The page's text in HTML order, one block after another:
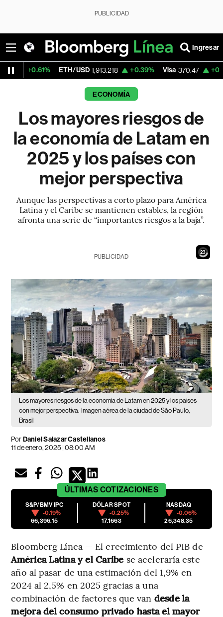
PUBLICIDAD
Ingresar
ETH/USD 1,913.218 +0.39% Visa 370.47 +0.52%
ECONOMÍA
Los mayores riesgos de
la economía de Latam en
2025 y los países con
mejor perspectiva
Aunque las perspectivas a corto plazo para América
Latina y el Caribe se mantienen estables, la región
afronta una serie de “importantes riesgos a la baja”.
21
PUBLICIDAD
Los mayores riesgos de la economía de Latam en 2025 y los países
con mejor perspectiva. Imagen aérea de la ciudad de São Paulo,
Brasil
PorDaniel Salazar Castellanos
11 de enero, 2025 | 08:00 AM
ÚLTIMAS COTIZACIONES
S&P/BMV IPC
-0.19%
66,396.15
DÓLAR SPOT
-0.25%
17.1663
NASDAQ
-0.06%
26,348.35
Bloomberg Línea — El crecimiento del PIB de
América Latina y el Caribe se aceleraría este
año al pasar de una estimación del 1,9% en
2024 al 2,5% en 2025 gracias a una
combinación de factores que van desde la
mejora del consumo privado hasta el mayor